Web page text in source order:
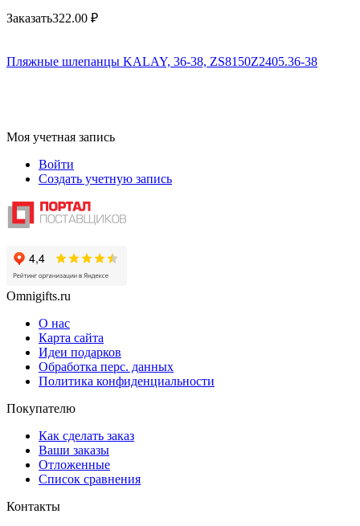
Заказать322.00 ₽
Пляжные шлепанцы KALAY, 36-38, ZS8150Z2405.36-38
Моя учетная запись
Войти
Создать учетную запись
Omnigifts.ru
О нас
Карта сайта
Идеи подарков
Обработка перс. данных
Политика конфиденциальности
Покупателю
Как сделать заказ
Ваши заказы
Отложенные
Список сравнения
Контакты